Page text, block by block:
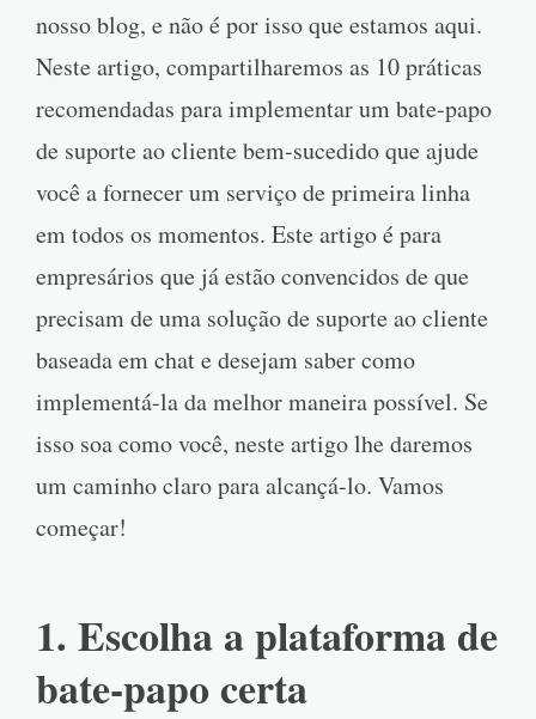
nosso blog, e não é por isso que estamos aqui.
Neste artigo, compartilharemos as 10 práticas
recomendadas para implementar um bate-papo
de suporte ao cliente bem-sucedido que ajude
você a fornecer um serviço de primeira linha
em todos os momentos. Este artigo é para
empresários que já estão convencidos de que
precisam de uma solução de suporte ao cliente
baseada em chat e desejam saber como
implementá-la da melhor maneira possível. Se
isso soa como você, neste artigo lhe daremos
um caminho claro para alcançá-lo. Vamos
começar!
1. Escolha a plataforma de
bate-papo certa